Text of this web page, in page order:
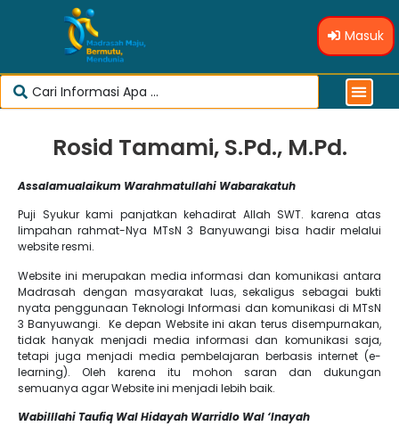
Masuk
Rosid Tamami, S.Pd., M.Pd.
Assalamualaikum Warahmatullahi Wabarakatuh
Puji Syukur kami panjatkan kehadirat Allah SWT. karena atas
limpahan rahmat-Nya MTsN 3 Banyuwangi bisa hadir melalui
website resmi.
Website ini merupakan media informasi dan komunikasi antara
Madrasah dengan masyarakat luas, sekaligus sebagai bukti
nyata penggunaan Teknologi Informasi dan komunikasi di MTsN
3 Banyuwangi. Ke depan Website ini akan terus disempurnakan,
tidak hanyak menjadi media informasi dan komunikasi saja,
tetapi juga menjadi media pembelajaran berbasis internet (e-
learning). Oleh karena itu mohon saran dan dukungan
semuanya agar Website ini menjadi lebih baik.
Wabilllahi Taufiq Wal Hidayah Warridlo Wal ‘Inayah